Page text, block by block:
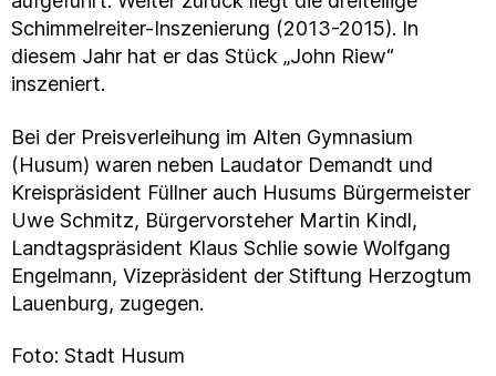
Schimmelreiter-Inszenierung (2013-2015). In
diesem Jahr hat er das Stück „John Riew“
inszeniert.
Bei der Preisverleihung im Alten Gymnasium
(Husum) waren neben Laudator Demandt und
Kreispräsident Füllner auch Husums Bürgermeister
Uwe Schmitz, Bürgervorsteher Martin Kindl,
Landtagspräsident Klaus Schlie sowie Wolfgang
Engelmann, Vizepräsident der Stiftung Herzogtum
Lauenburg, zugegen.
Foto: Stadt Husum